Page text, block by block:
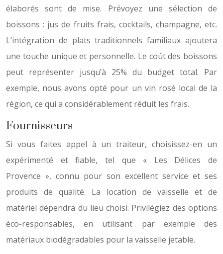
élaborés sont de mise. Prévoyez une sélection de
boissons : jus de fruits frais, cocktails, champagne, etc.
L’intégration de plats traditionnels familiaux ajoutera
une touche unique et personnelle. Le coût des boissons
peut représenter jusqu’à 25% du budget total. Par
exemple, nous avons opté pour un vin rosé local de la
région, ce qui a considérablement réduit les frais.
Fournisseurs
Si vous faites appel à un traiteur, choisissez-en un
expérimenté et fiable, tel que « Les Délices de
Provence », connu pour son excellent service et ses
produits de qualité. La location de vaisselle et de
matériel dépendra du lieu choisi. Privilégiez des options
éco-responsables, en utilisant par exemple des
matériaux biodégradables pour la vaisselle jetable.